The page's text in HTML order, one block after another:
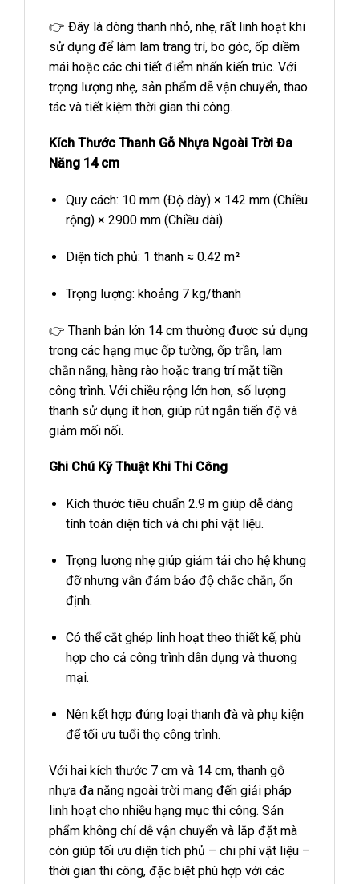
👉 Đây là dòng thanh nhỏ, nhẹ, rất linh hoạt khi
sử dụng để làm lam trang trí, bo góc, ốp diềm
mái hoặc các chi tiết điểm nhấn kiến trúc. Với
trọng lượng nhẹ, sản phẩm dễ vận chuyển, thao
tác và tiết kiệm thời gian thi công.
Kích Thước Thanh Gỗ Nhựa Ngoài Trời Đa
Năng 14 cm
Quy cách: 10 mm (Độ dày) × 142 mm (Chiều
rộng) × 2900 mm (Chiều dài)
Diện tích phủ: 1 thanh ≈ 0.42 m²
Trọng lượng: khoảng 7 kg/thanh
👉 Thanh bản lớn 14 cm thường được sử dụng
trong các hạng mục ốp tường, ốp trần, lam
chắn nắng, hàng rào hoặc trang trí mặt tiền
công trình. Với chiều rộng lớn hơn, số lượng
thanh sử dụng ít hơn, giúp rút ngắn tiến độ và
giảm mối nối.
Ghi Chú Kỹ Thuật Khi Thi Công
Kích thước tiêu chuẩn 2.9 m giúp dễ dàng
tính toán diện tích và chi phí vật liệu.
Trọng lượng nhẹ giúp giảm tải cho hệ khung
đỡ nhưng vẫn đảm bảo độ chắc chắn, ổn
định.
Có thể cắt ghép linh hoạt theo thiết kế, phù
hợp cho cả công trình dân dụng và thương
mại.
Nên kết hợp đúng loại thanh đà và phụ kiện
để tối ưu tuổi thọ công trình.
Với hai kích thước 7 cm và 14 cm, thanh gỗ
nhựa đa năng ngoài trời mang đến giải pháp
linh hoạt cho nhiều hạng mục thi công. Sản
phẩm không chỉ dễ vận chuyển và lắp đặt mà
còn giúp tối ưu diện tích phủ – chi phí vật liệu –
thời gian thi công, đặc biệt phù hợp với các